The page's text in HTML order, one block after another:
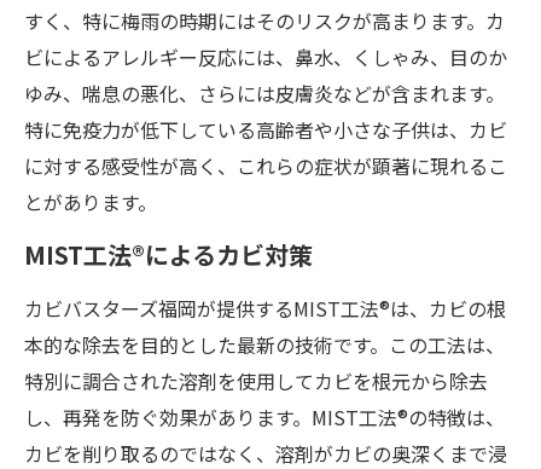
すく、特に梅雨の時期にはそのリスクが高まります。カ
ビによるアレルギー反応には、鼻水、くしゃみ、目のか
ゆみ、喘息の悪化、さらには皮膚炎などが含まれます。
特に免疫力が低下している高齢者や小さな子供は、カビ
に対する感受性が高く、これらの症状が顕著に現れるこ
とがあります。
MIST工法®によるカビ対策
カビバスターズ福岡が提供するMIST工法®は、カビの根
本的な除去を目的とした最新の技術です。この工法は、
特別に調合された溶剤を使用してカビを根元から除去
し、再発を防ぐ効果があります。MIST工法®の特徴は、
カビを削り取るのではなく、溶剤がカビの奥深くまで浸